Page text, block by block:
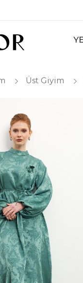
Üst Giyim